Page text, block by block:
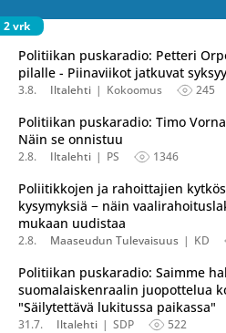
2 vrk
Politiikan puskaradio: Petteri
pilalle - Piinaviikot jatkuvat
3.8. Iltalehti Kokoomus 245
Politiikan puskaradio: Timo
Näin se onnistuu
2.8. Iltalehti PS 1346
Poliitikkojen ja rahoittajien
kysymyksiä − näin
mukaan uudistaa
2.8. Maaseudun Tulevaisuus KD
Politiikan puskaradio: Saimme
suomalaiskenraalin juopottelua
"Säilytettävä lukitussa paikassa"
31.7. Iltalehti SDP 522